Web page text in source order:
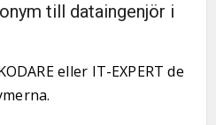
till dataingenjör i
eller IT-EXPERT de